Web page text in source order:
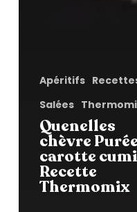
Apéritifs
Salées
Quenelles
chèvre Purée
carotte
Recette
Thermomix